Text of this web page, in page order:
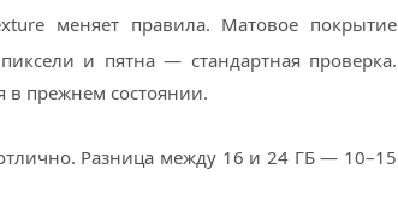
меняет правила. Матовое покрытие
и пятна — стандартная проверка.
в прежнем состоянии.
Разница между 16 и 24 ГБ — 10–15